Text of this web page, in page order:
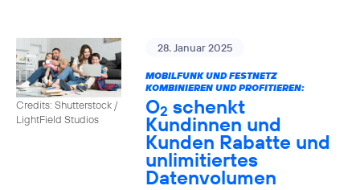
Credits: Shutterstock /
LightField Studios
28. Januar 2025
MOBILFUNK UND FESTNETZ
KOMBINIEREN UND PROFITIEREN:
O2 schenkt
Kundinnen und
Kunden Rabatte und
unlimitiertes
Datenvolumen